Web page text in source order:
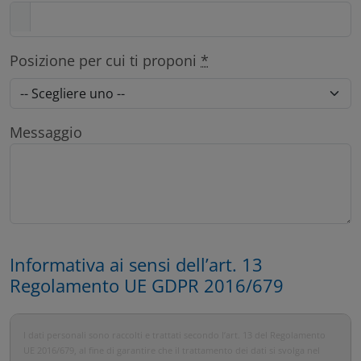
Posizione per cui ti proponi *
Messaggio
Informativa ai sensi dell’art. 13
Regolamento UE GDPR 2016/679